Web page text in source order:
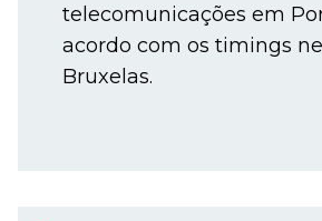
telecomunicações em
acordo com os timings
Bruxelas.